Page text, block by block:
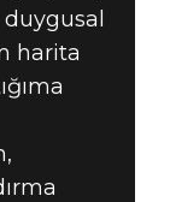
duygusal
harita